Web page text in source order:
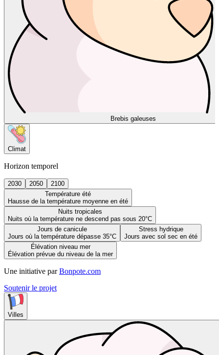
Brebis galeuses
Climat
Horizon temporel
2030 2050
2100
Température été
Hausse de la température moyenne en été
Nuits tropicales
Nuits où la température ne descend pas sous 20°C
Jours de canicule
Jours où la température dépasse 35°C
Stress hydrique
Jours avec sol sec en été
Élévation niveau mer
Élévation prévue du niveau de la mer
Une initiative par Bonpote.com
Soutenir le projet
Villes